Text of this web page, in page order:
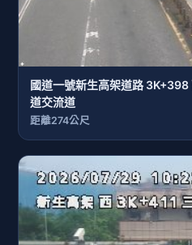
國道一號新生高架道路
道交流道
距離274公尺